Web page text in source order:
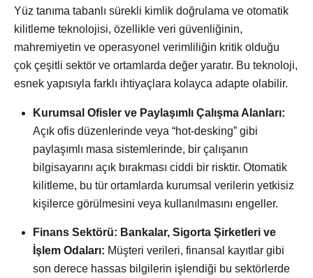
Yüz tanıma tabanlı sürekli kimlik doğrulama ve otomatik
kilitleme teknolojisi, özellikle veri güvenliğinin,
mahremiyetin ve operasyonel verimliliğin kritik olduğu
çok çeşitli sektör ve ortamlarda değer yaratır. Bu teknoloji,
esnek yapısıyla farklı ihtiyaçlara kolayca adapte olabilir.
Kurumsal Ofisler ve Paylaşımlı Çalışma Alanları:
Açık ofis düzenlerinde veya “hot-desking” gibi
paylaşımlı masa sistemlerinde, bir çalışanın
bilgisayarını açık bırakması ciddi bir risktir. Otomatik
kilitleme, bu tür ortamlarda kurumsal verilerin yetkisiz
kişilerce görülmesini veya kullanılmasını engeller.
Finans Sektörü: Bankalar, Sigorta Şirketleri ve
İşlem Odaları: Müşteri verileri, finansal kayıtlar gibi
son derece hassas bilgilerin işlendiği bu sektörlerde